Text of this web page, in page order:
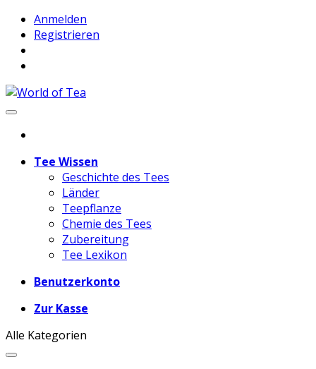
Anmelden
Registrieren
Tee Wissen
Geschichte des Tees
Länder
Teepflanze
Chemie des Tees
Zubereitung
Tee Lexikon
Benutzerkonto
Zur Kasse
Alle Kategorien